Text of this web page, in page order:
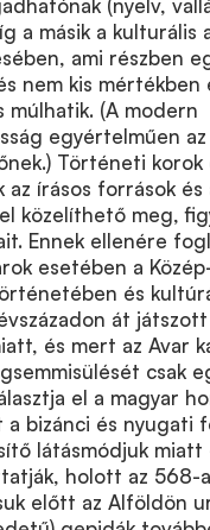
(nyelv,
a másik a kulturális
ami részben
nem kis mértékben
múlhatik. (A modern
egyértelműen
Történeti korok
az írásos források
közelíthető meg,
Ennek ellenére
esetében a
és
át
és mert az Avar
csak
el a magyar
a bizánci és nyugati
látásmódjuk miatt
holott az 568-
előtt az Alföldön